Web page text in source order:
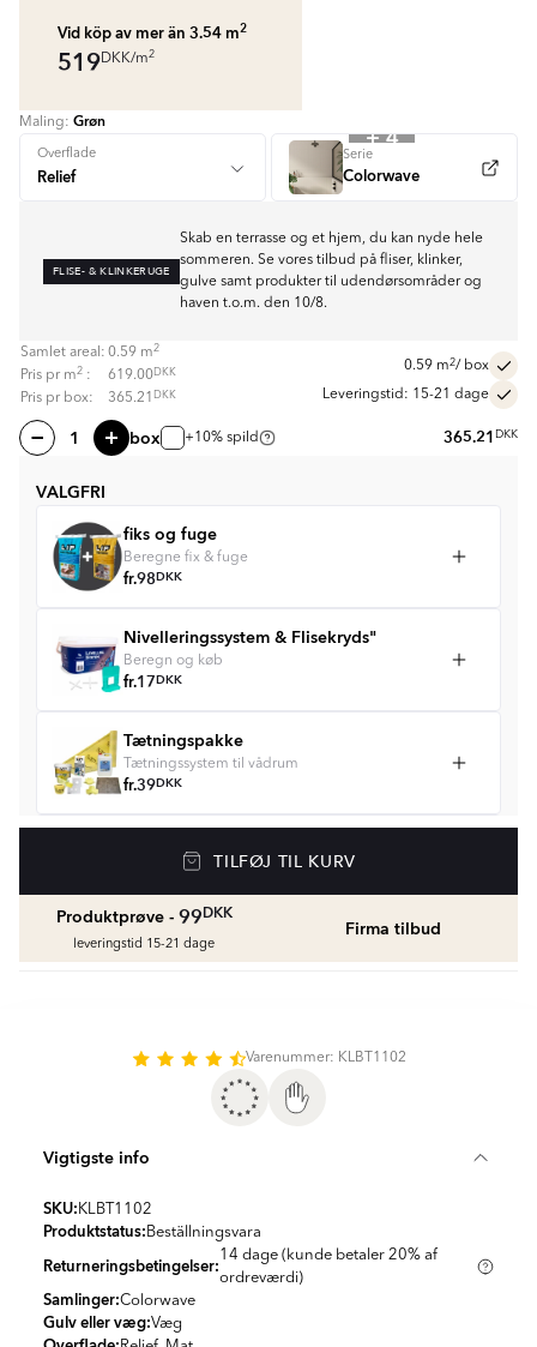
Vid köp av mer än 3.54 m2
519DKK/m2
Maling: Grøn
+ 4
Overflade Serie
Colorwave
FLISE- & KLINKERUGE
Skab en terrasse og et hjem, du kan nyde hele
sommeren. Se vores tilbud på fliser, klinker,
gulve samt produkter til udendørsområder og
haven t.o.m. den 10/8.
Samlet areal: 0.59 m 2
Pris pr m 2 : 619.00DKK
Pris pr box: 365.21 DKK
0.59 m2/ box
Leveringstid: 15-21 dage
box +10% spild 365.21 DKK
VALGFRI
fiks og fuge
Beregne fix & fuge
fr.98DKK
Nivelleringssystem & Flisekryds"
Beregn og køb
fr.17DKK
Tætningspakke
Tætningssystem til vådrum
fr.39DKK
Se farver og beregn den rette mængde
fr.75 DKK
Fliseliste
TILFØJ TIL KURV
Produktprøve - 99DKK
leveringstid 15-21 dage
Firma tilbud
Varenummer: KLBT1102
Vigtigste info
SKU: KLBT1102
Produktstatus: Beställningsvara
Returneringsbetingelser:14 dage (kunde betaler 20% af
ordreværdi)
Samlinger:Colorwave
Gulv eller væg:Væg